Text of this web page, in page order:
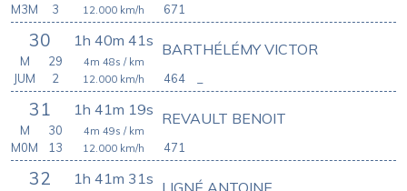
671
12.000 km/h
M3M
3
30 1h 40m 41s
464
BARTHÉLÉMY VICTOR
4m 48s / km
12.000 km/h
M
29
JUM
2
31 1h 41m 19s
471
REVAULT BENOIT
4m 49s / km
12.000 km/h
M
30
M0M
13
32 1h 41m 31s LIGNÉ ANTOINE